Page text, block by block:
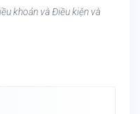
khoản và Điều kiện và